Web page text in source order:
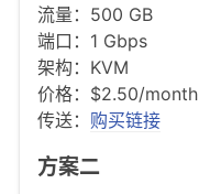
流量：500 GB
端口：1 Gbps
架构：KVM
价格：$2.50/month
传送： 购买链接
方案二